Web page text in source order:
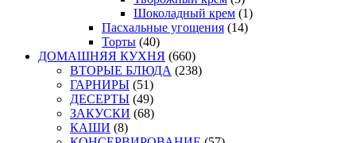
Шоколадный крем (1)
Пасхальные угощения (14)
Торты (40)
ДОМАШНЯЯ КУХНЯ (660)
ВТОРЫЕ БЛЮДА (238)
ГАРНИРЫ (51)
ДЕСЕРТЫ (49)
ЗАКУСКИ (68)
КАШИ (8)